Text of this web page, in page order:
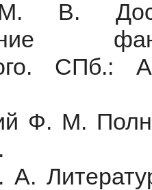
В.
СПб.:
Ф. М.